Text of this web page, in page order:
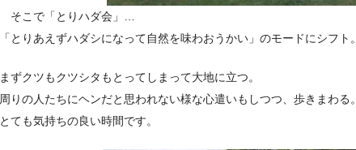
そこで「とりハダ会」…
「とりあえずハダシになって自然を味わおうかい」のモードにシフト。
まずクツもクツシタもとってしまって大地に立つ。
周りの人たちにヘンだと思われない様な心遣いもしつつ、歩きまわる。
とても気持ちの良い時間です。